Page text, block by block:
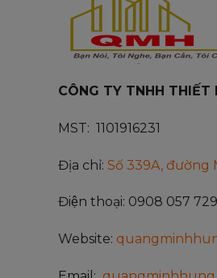
CÔNG TY TNHH THIẾT
MST: 1101916231
Địa chỉ: Số 339A, đường
Điện thoại: 0908 057 729
Website: